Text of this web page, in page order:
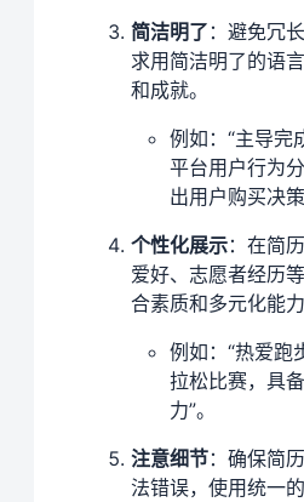
简洁明了 ：避免冗
求用简洁明了的语
和成就。
例如：“主导完
平台用户行为
出用户购买决
个性化展示：在简
爱好、志愿者经历
合素质和多元化能力
例如：“热爱跑
拉松比赛，具
力”。
注意细节：确保简
法错误，使用统一